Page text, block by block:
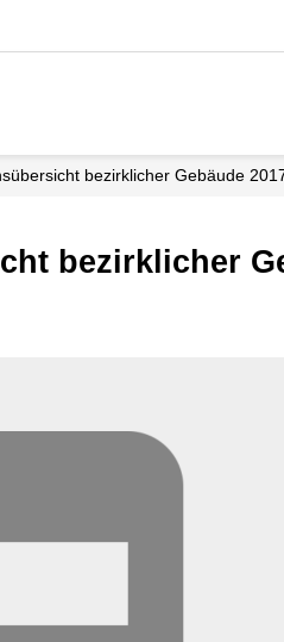
bezirklicher Gebäude
bezirklicher